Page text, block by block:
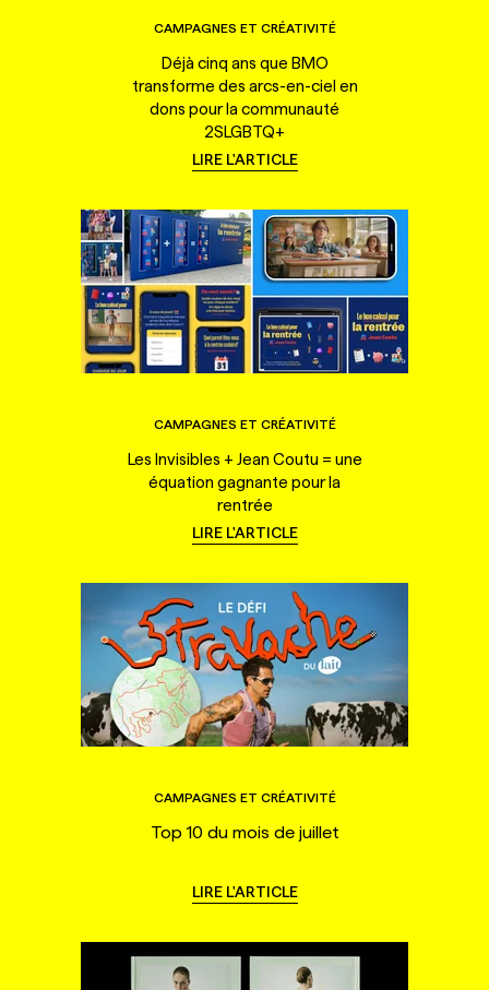
CAMPAGNES ET CRÉATIVITÉ
Déjà cinq ans que BMO
transforme des arcs-en-ciel en
dons pour la communauté
2SLGBTQ+
LIRE L'ARTICLE
CAMPAGNES ET CRÉATIVITÉ
Les Invisibles + Jean Coutu = une
équation gagnante pour la
rentrée
LIRE L'ARTICLE
CAMPAGNES ET CRÉATIVITÉ
Top 10 du mois de juillet
LIRE L'ARTICLE